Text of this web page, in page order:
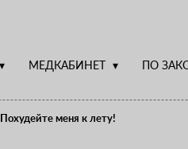
МЕДКАБИНЕТ ПО
Похудейте меня к лету!